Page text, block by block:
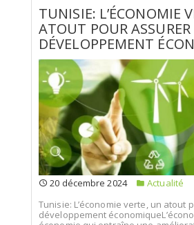
TUNISIE: L’ÉCONOMIE
ATOUT POUR ASSURER
DÉVELOPPEMENT
20 décembre 2024
Actualité
Tunisie: L’économie verte, un atout
développement